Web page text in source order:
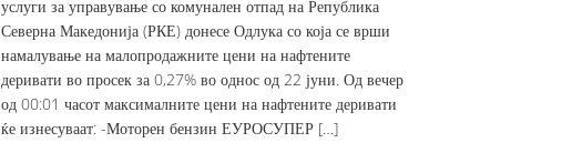
услуги за управување со комунален отпад на Република
Северна Македонија (РКЕ) донесе Одлука со која се врши
намалување на малопродажните цени на нафтените
деривати во просек за 0,27% во однос од 22 јуни. Од вечер
од 00:01 часот максималните цени на нафтените деривати
ќе изнесуваат: -Моторен бензин ЕУРОСУПЕР […]